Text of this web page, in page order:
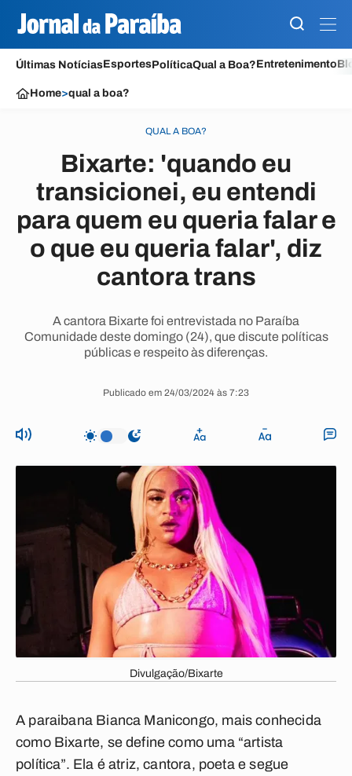
Últimas NotíciasEsportesPolíticaQual a Boa?Entretenimento
Home>qual a boa?
QUAL A BOA?
Bixarte: 'quando eu
transicionei, eu entendi
para quem eu queria falar e
o que eu queria falar', diz
cantora trans
A cantora Bixarte foi entrevistada no Paraíba
Comunidade deste domingo (24), que discute políticas
públicas e respeito às diferenças.
Publicado em 24/03/2024 às 7:23
Divulgação/Bixarte
A paraibana Bianca Manicongo, mais conhecida
como Bixarte, se define como uma “artista
política”. Ela é atriz, cantora, poeta e segue